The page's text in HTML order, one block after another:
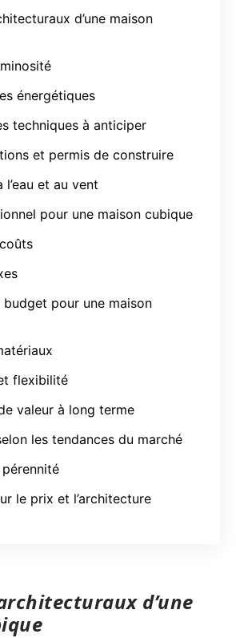
d’une maison
énergétiques
techniques à anticiper
et permis de construire
l’eau et au vent
pour une maison cubique
budget pour une maison
flexibilité
valeur à long terme
les tendances du marché
le prix et l’architecture
d’une